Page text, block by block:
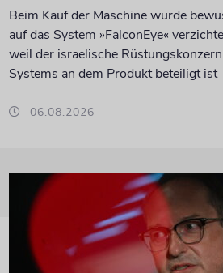
Beim Kauf der Maschine wurde
auf das System »FalconEye«
weil der israelische
Systems an dem Produkt beteiligt ist
06.08.2026